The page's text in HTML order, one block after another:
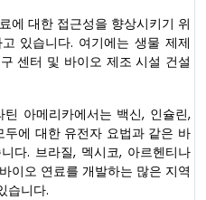
에 대한 접근성을 향상시키기 위
있습니다. 여기에는 생물 제제
센터 및 바이오 제조 시설 건설
아메리카에서는 백신, 인슐린,
에 대한 유전자 요법과 같은 바
다. 브라질, 멕시코, 아르헨티나
이오 연료를 개발하는 많은 지역
습니다.